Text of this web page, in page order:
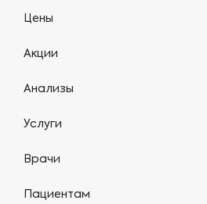
Цены
Акции
Анализы
Услуги
Врачи
Пациентам